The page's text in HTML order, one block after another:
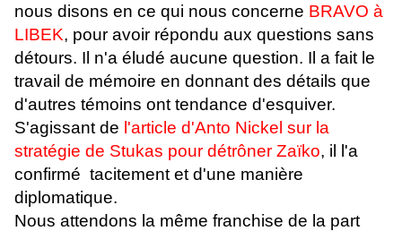
nous disons en ce qui nous concerne BRAVO à
LIBEK, pour avoir répondu aux questions sans
détours. Il n'a éludé aucune question. Il a fait le
travail de mémoire en donnant des détails que
d'autres témoins ont tendance d'esquiver.
S'agissant de l'article d'Anto Nickel sur la
stratégie de Stukas pour détrôner Zaïko, il l'a
confirmé tacitement et d'une manière
diplomatique.
Nous attendons la même franchise de la part